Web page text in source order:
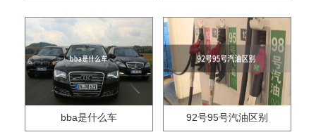
bba是什么车 92号95号汽油区别